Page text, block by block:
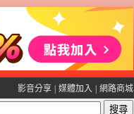
影音分享 媒體加入 網路商城